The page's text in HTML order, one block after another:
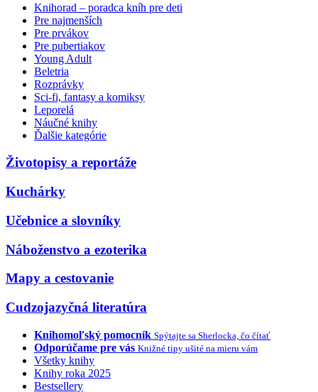
Knihorad – poradca kníh pre deti
Pre najmenších
Pre prvákov
Pre pubertiakov
Young Adult
Beletria
Rozprávky
Sci-fi, fantasy a komiksy
Leporelá
Náučné knihy
Ďalšie kategórie
Životopisy a reportáže
Kuchárky
Učebnice a slovníky
Náboženstvo a ezoterika
Mapy a cestovanie
Cudzojazyčná literatúra
Knihomoľský pomocník Spýtajte sa Sherlocka, čo čítať
Odporúčame pre vás Knižné tipy ušité na mieru vám
Všetky knihy
Knihy roka 2025
Bestsellery